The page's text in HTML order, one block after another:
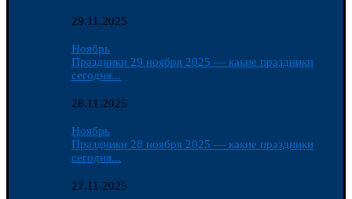
29.11.2025
Ноябрь
Праздники 29 ноября 2025 — какие праздники
сегодня...
28.11.2025
Ноябрь
Праздники 28 ноября 2025 — какие праздники
сегодня...
27.11.2025